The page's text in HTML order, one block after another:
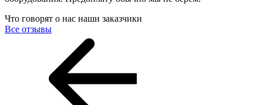
Что говорят о нас наши заказчики
Все отзывы